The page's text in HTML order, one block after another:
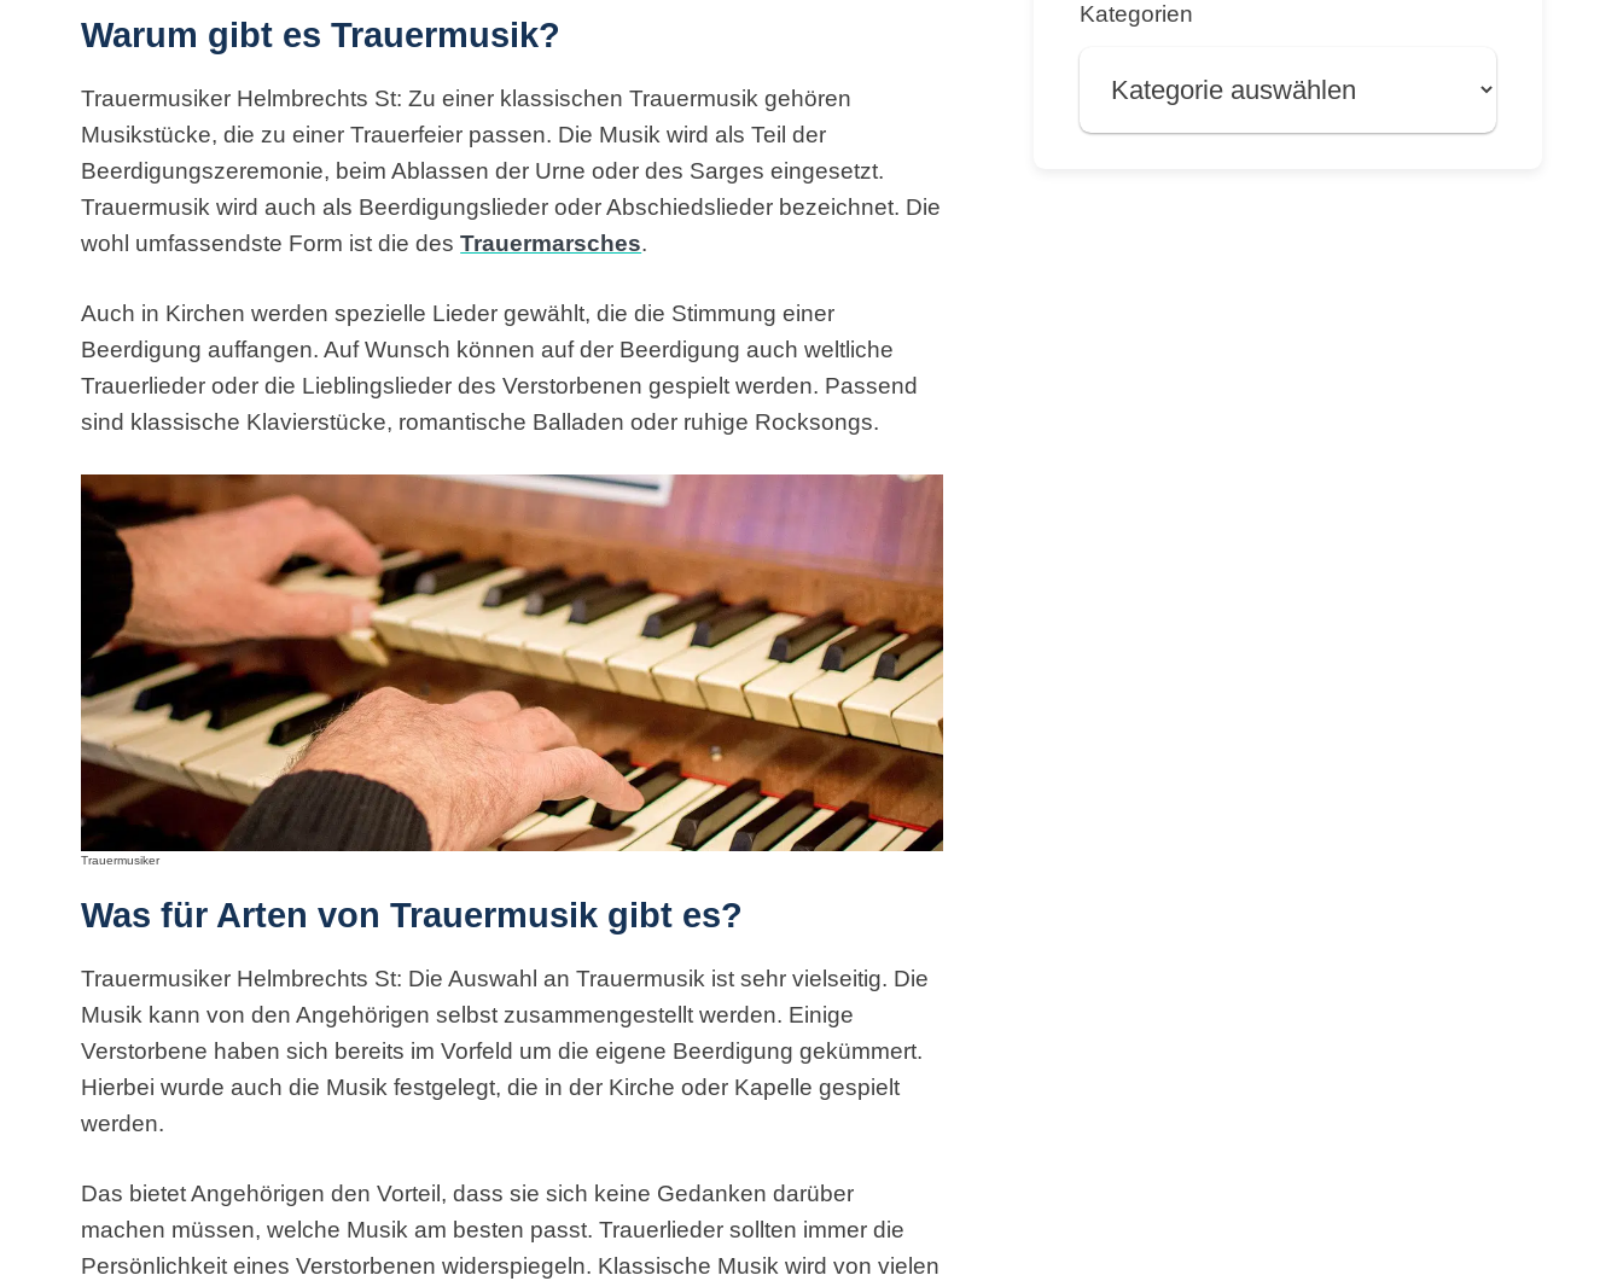
Warum gibt es Trauermusik?
Trauermusiker Helmbrechts St: Zu einer klassischen Trauermusik gehören
Musikstücke, die zu einer Trauerfeier passen. Die Musik wird als Teil der
Beerdigungszeremonie, beim Ablassen der Urne oder des Sarges eingesetzt.
Trauermusik wird auch als Beerdigungslieder oder Abschiedslieder bezeichnet. Die
wohl umfassendste Form ist die desTrauermarsches.
Auch in Kirchen werden spezielle Lieder gewählt, die die Stimmung einer
Beerdigung auffangen. Auf Wunsch können auf der Beerdigung auch weltliche
Trauerlieder oder die Lieblingslieder des Verstorbenen gespielt werden. Passend
sind klassische Klavierstücke, romantische Balladen oder ruhige Rocksongs.
Trauermusiker
Was für Arten von Trauermusik gibt es?
Trauermusiker Helmbrechts St: Die Auswahl an Trauermusik ist sehr vielseitig. Die
Musik kann von den Angehörigen selbst zusammengestellt werden. Einige
Verstorbene haben sich bereits im Vorfeld um die eigene Beerdigung gekümmert.
Hierbei wurde auch die Musik festgelegt, die in der Kirche oder Kapelle gespielt
werden.
Das bietet Angehörigen den Vorteil, dass sie sich keine Gedanken darüber
machen müssen, welche Musik am besten passt. Trauerlieder sollten immer die
Persönlichkeit eines Verstorbenen widerspiegeln. Klassische Musik wird von vielen
Kategorien